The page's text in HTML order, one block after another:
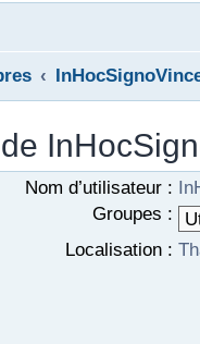
Nom d’utilisateur :
Groupes :
Localisation :